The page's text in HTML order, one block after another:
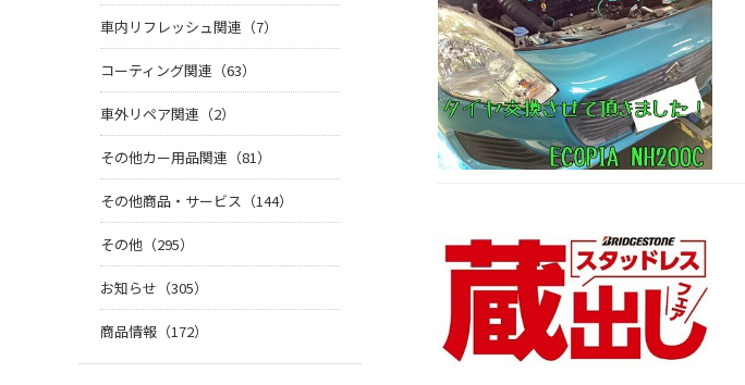
車内リフレッシュ関連（7）
コーティング関連（63）
車外リペア関連（2）
その他カー用品関連（81）
その他商品・サービス（144）
その他（295）
お知らせ（305）
商品情報（172）